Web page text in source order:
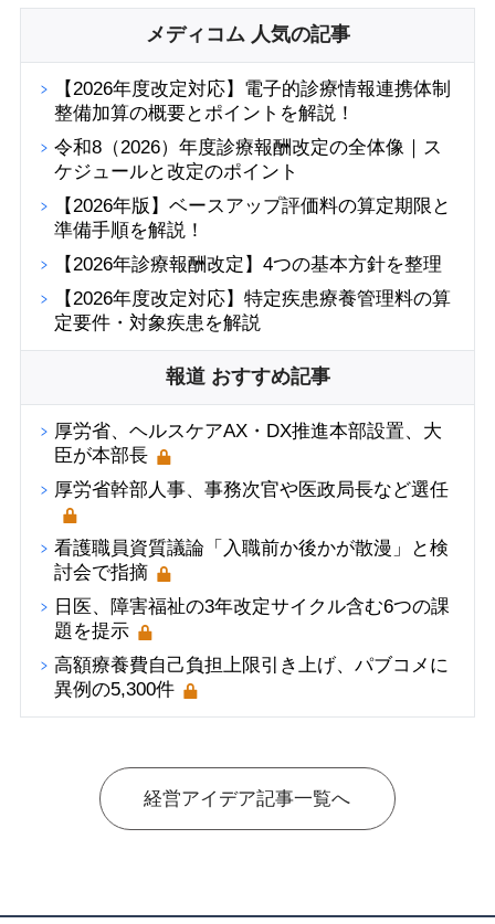
メディコム 人気の記事
【2026年度改定対応】電子的診療情報連携体制
整備加算の概要とポイントを解説！
令和8（2026）年度診療報酬改定の全体像｜ス
ケジュールと改定のポイント
【2026年版】ベースアップ評価料の算定期限と
準備手順を解説！
【2026年診療報酬改定】4つの基本方針を整理
【2026年度改定対応】特定疾患療養管理料の算
定要件・対象疾患を解説
報道 おすすめ記事
厚労省、ヘルスケアAX・DX推進本部設置、大
臣が本部長
厚労省幹部人事、事務次官や医政局長など選任
看護職員資質議論「入職前か後かが散漫」と検
討会で指摘
日医、障害福祉の3年改定サイクル含む6つの課
題を提示
高額療養費自己負担上限引き上げ、パブコメに
異例の5,300件
経営アイデア記事一覧へ